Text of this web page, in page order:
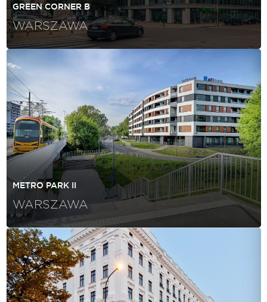
GREEN CORNER B
WARSZAWA
METRO PARK II
WARSZAWA